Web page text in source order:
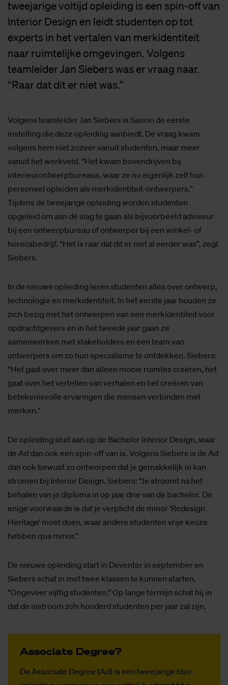
tweejarige voltijd opleiding is een spin-off van
Interior Design en leidt studenten op tot
experts in het vertalen van merkidentiteit
naar ruimtelijke omgevingen. Volgens
teamleider Jan Siebers was er vraag naar.
“Raar dat dit er niet was.”
Volgens teamleider Jan Siebers is Saxion de eerste
instelling die deze opleiding aanbiedt. De vraag kwam
volgens hem niet zozeer vanuit studenten, maar meer
vanuit het werkveld. “Het kwam bovendrijven bij
interieurontwerpbureaus, waar ze nu eigenlijk zelf hun
personeel opleiden als merkidentiteit-ontwerpers.”
Tijdens de tweejarige opleiding worden studenten
opgeleid om aan de slag te gaan als bijvoorbeeld adviseur
bij een ontwerpbureau of ontwerper bij een winkel- of
horecabedrijf. “Het is raar dat dit er niet al eerder was”, zegt
Siebers.
In de nieuwe opleiding leren studenten alles over ontwerp,
technologie en merkidentiteit. In het eerste jaar houden ze
zich bezig met het ontwerpen van een merkidentiteit voor
opdrachtgevers en in het tweede jaar gaan ze
samenwerken met stakeholders en een team van
ontwerpers om zo hun specialisme te ontdekken. Siebers:
“Het gaat over meer dan alleen mooie ruimtes creëren, het
gaat over het vertellen van verhalen en het creëren van
betekenisvolle ervaringen die mensen verbinden met
merken.”
De opleiding sluit aan op de Bachelor Interior Design, waar
de Ad dan ook een spin-off van is. Volgens Siebers is de Ad
dan ook bewust zo ontworpen dat je gemakkelijk in kan
stromen bij Interior Design. Siebers: “Je stroomt na het
behalen van je diploma in op jaar drie van de bachelor. De
enige voorwaarde is dat je verplicht de minor ‘Redesign
Heritage’ moet doen, waar andere studenten vrije keuze
hebben qua minor.”
De nieuwe opleiding start in Deventer in september en
Siebers schat in met twee klassen te kunnen starten.
“Ongeveer vijftig studenten.” Op lange termijn schat hij in
dat de instroom zo’n honderd studenten per jaar zal zijn.
As­so­ci­a­te De­gree?
De Associate Degree (Ad) is een tweejarige hbo-